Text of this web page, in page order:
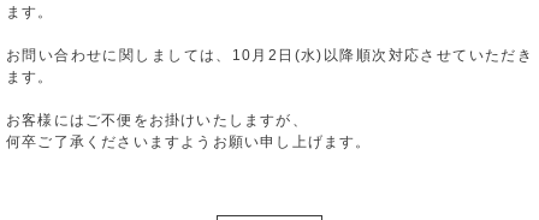
ます。
お問い合わせに関しましては、10月2日(水)以降順次対応させていただき
ます。
お客様にはご不便をお掛けいたしますが、
何卒ご了承くださいますようお願い申し上げます。